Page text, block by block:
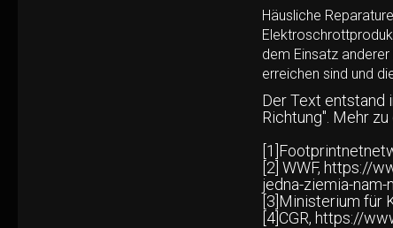
Häusliche
dem Einsatz
erreichen sind und
Der Text entstand
Richtung". Mehr
[2] WWF, https://
jedna-ziemia-nam-
[3]Ministerium für
[4]CGR, https://